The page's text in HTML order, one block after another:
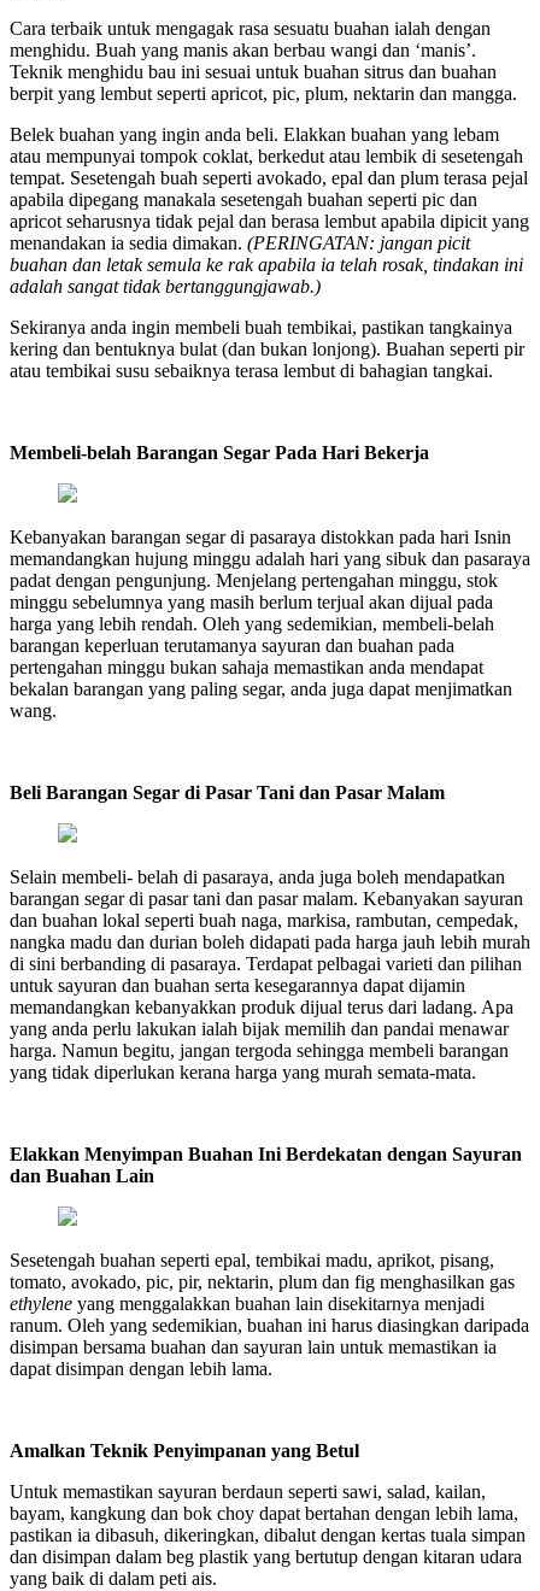
Cara terbaik untuk mengagak rasa sesuatu buahan ialah dengan
menghidu. Buah yang manis akan berbau wangi dan ‘manis’.
Teknik menghidu bau ini sesuai untuk buahan sitrus dan buahan
berpit yang lembut seperti apricot, pic, plum, nektarin dan mangga.
Belek buahan yang ingin anda beli. Elakkan buahan yang lebam
atau mempunyai tompok coklat, berkedut atau lembik di sesetengah
tempat. Sesetengah buah seperti avokado, epal dan plum terasa pejal
apabila dipegang manakala sesetengah buahan seperti pic dan
apricot seharusnya tidak pejal dan berasa lembut apabila dipicit yang
menandakan ia sedia dimakan. (PERINGATAN: jangan picit
buahan dan letak semula ke rak apabila ia telah rosak, tindakan ini
adalah sangat tidak bertanggungjawab.)
Sekiranya anda ingin membeli buah tembikai, pastikan tangkainya
kering dan bentuknya bulat (dan bukan lonjong). Buahan seperti pir
atau tembikai susu sebaiknya terasa lembut di bahagian tangkai.
Membeli-belah Barangan Segar Pada Hari Bekerja
Kebanyakan barangan segar di pasaraya distokkan pada hari Isnin
memandangkan hujung minggu adalah hari yang sibuk dan pasaraya
padat dengan pengunjung. Menjelang pertengahan minggu, stok
minggu sebelumnya yang masih berlum terjual akan dijual pada
harga yang lebih rendah. Oleh yang sedemikian, membeli-belah
barangan keperluan terutamanya sayuran dan buahan pada
pertengahan minggu bukan sahaja memastikan anda mendapat
bekalan barangan yang paling segar, anda juga dapat menjimatkan
wang.
Beli Barangan Segar di Pasar Tani dan Pasar Malam
Selain membeli- belah di pasaraya, anda juga boleh mendapatkan
barangan segar di pasar tani dan pasar malam. Kebanyakan sayuran
dan buahan lokal seperti buah naga, markisa, rambutan, cempedak,
nangka madu dan durian boleh didapati pada harga jauh lebih murah
di sini berbanding di pasaraya. Terdapat pelbagai varieti dan pilihan
untuk sayuran dan buahan serta kesegarannya dapat dijamin
memandangkan kebanyakkan produk dijual terus dari ladang. Apa
yang anda perlu lakukan ialah bijak memilih dan pandai menawar
harga. Namun begitu, jangan tergoda sehingga membeli barangan
yang tidak diperlukan kerana harga yang murah semata-mata.
Elakkan Menyimpan Buahan Ini Berdekatan dengan Sayuran
dan Buahan Lain
Sesetengah buahan seperti epal, tembikai madu, aprikot, pisang,
tomato, avokado, pic, pir, nektarin, plum dan fig menghasilkan gas
ethylene yang menggalakkan buahan lain disekitarnya menjadi
ranum. Oleh yang sedemikian, buahan ini harus diasingkan daripada
disimpan bersama buahan dan sayuran lain untuk memastikan ia
dapat disimpan dengan lebih lama.
Amalkan Teknik Penyimpanan yang Betul
Untuk memastikan sayuran berdaun seperti sawi, salad, kailan,
bayam, kangkung dan bok choy dapat bertahan dengan lebih lama,
pastikan ia dibasuh, dikeringkan, dibalut dengan kertas tuala simpan
dan disimpan dalam beg plastik yang bertutup dengan kitaran udara
yang baik di dalam peti ais.